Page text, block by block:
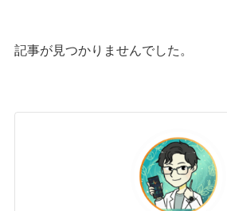
記事が見つかりませんでした。